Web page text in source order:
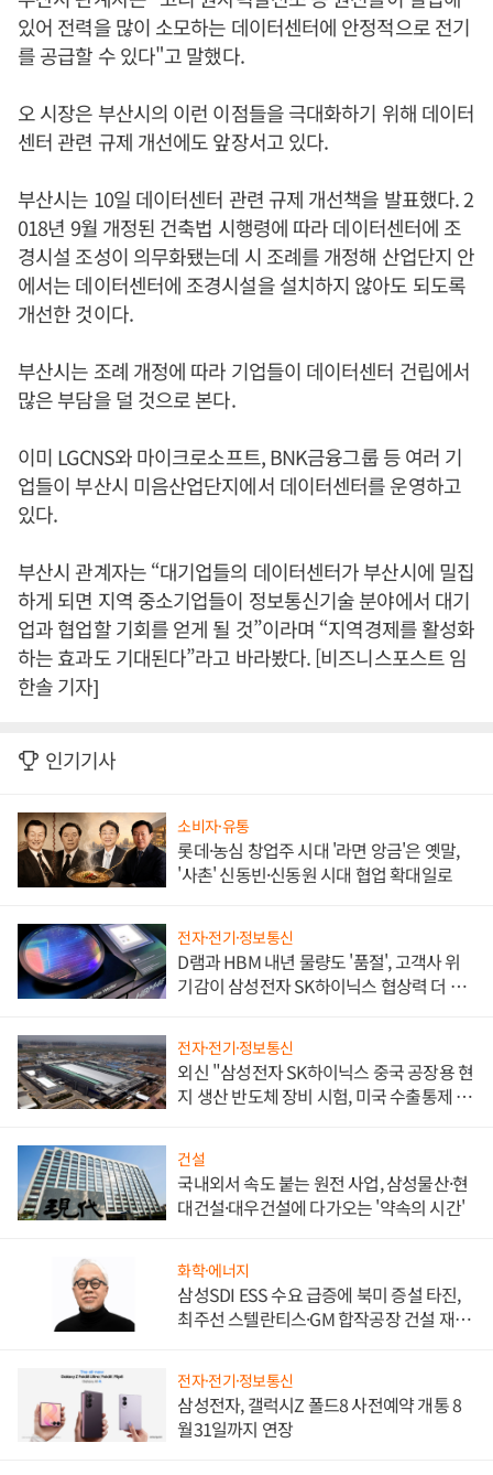
있어 전력을 많이 소모하는 데이터센터에 안정적으로 전기
를 공급할 수 있다"고 말했다.
오 시장은 부산시의 이런 이점들을 극대화하기 위해 데이터
센터 관련 규제 개선에도 앞장서고 있다.
부산시는 10일 데이터센터 관련 규제 개선책을 발표했다. 2
018년 9월 개정된 건축법 시행령에 따라 데이터센터에 조
경시설 조성이 의무화됐는데 시 조례를 개정해 산업단지 안
에서는 데이터센터에 조경시설을 설치하지 않아도 되도록
개선한 것이다.
부산시는 조례 개정에 따라 기업들이 데이터센터 건립에서
많은 부담을 덜 것으로 본다.
이미 LGCNS와 마이크로소프트, BNK금융그룹 등 여러 기
업들이 부산시 미음산업단지에서 데이터센터를 운영하고
있다.
부산시 관계자는 “대기업들의 데이터센터가 부산시에 밀집
하게 되면 지역 중소기업들이 정보통신기술 분야에서 대기
업과 협업할 기회를 얻게 될 것”이라며 “지역경제를 활성화
하는 효과도 기대된다”라고 바라봤다. [비즈니스포스트 임
한솔 기자]
인기기사
소비자·유통
롯데·농심 창업주 시대 '라면 앙금'은 옛말,
'사촌' 신동빈·신동원 시대 협업 확대일로
전자·전기·정보통신
D램과 HBM 내년 물량도 '품절', 고객사 위
기감이 삼성전자 SK하이닉스 협상력 더 키
전자·전기·정보통신
외신 "삼성전자 SK하이닉스 중국 공장용 현
지 생산 반도체 장비 시험, 미국 수출통제 대
건설
국내외서 속도 붙는 원전 사업, 삼성물산·현
대건설·대우건설에 다가오는 '약속의 시간'
화학·에너지
삼성SDI ESS 수요 급증에 북미 증설 타진,
최주선 스텔란티스·GM 합작공장 건설 재추
전자·전기·정보통신
삼성전자, 갤럭시Z 폴드8 사전예약 개통 8
월31일까지 연장